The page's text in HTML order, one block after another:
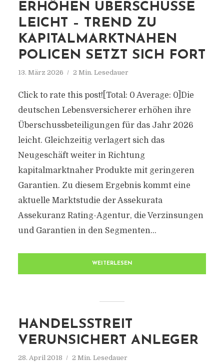
ERHÖHEN ÜBERSCHÜSSE
LEICHT – TREND ZU
KAPITALMARKTNAHEN
POLICEN SETZT SICH FORT
13. März 2026 2 Min. Lesedauer
Click to rate this post![Total: 0 Average: 0]Die
deutschen Lebensversicherer erhöhen ihre
Überschussbeteiligungen für das Jahr 2026
leicht. Gleichzeitig verlagert sich das
Neugeschäft weiter in Richtung
kapitalmarktnaher Produkte mit geringeren
Garantien. Zu diesem Ergebnis kommt eine
aktuelle Marktstudie der Assekurata
Assekuranz Rating-Agentur, die Verzinsungen
und Garantien in den Segmenten...
WEITERLESEN
HANDELSSTREIT
VERUNSICHERT ANLEGER
28. April 2018 2 Min. Lesedauer